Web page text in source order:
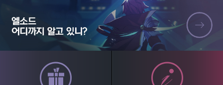
엘소드 어디까지 알고 있니?